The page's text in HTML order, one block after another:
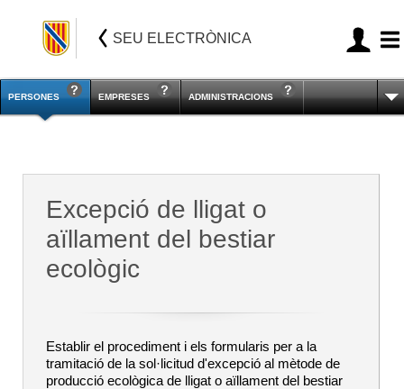
SEU ELECTRÒNICA
PERSONES EMPRESES ADMINISTRACIONS
Excepció de lligat o
aïllament del bestiar
ecològic
Establir el procediment i els formularis per a la
tramitació de la sol·licitud d'excepció al mètode de
producció ecològica de lligat o aïllament del bestiar